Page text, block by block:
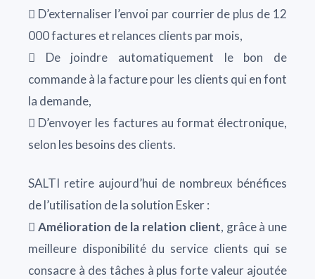
 D’externaliser l’envoi par courrier de plus de 12
000 factures et relances clients par mois,
 De joindre automatiquement le bon de
commande à la facture pour les clients qui en font
la demande,
 D’envoyer les factures au format électronique,
selon les besoins des clients.
SALTI retire aujourd’hui de nombreux bénéfices
de l’utilisation de la solution Esker :
 Amélioration de la relation client, grâce à une
meilleure disponibilité du service clients qui se
consacre à des tâches à plus forte valeur ajoutée